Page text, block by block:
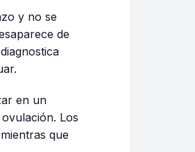
y no se
de
en un
Los
que